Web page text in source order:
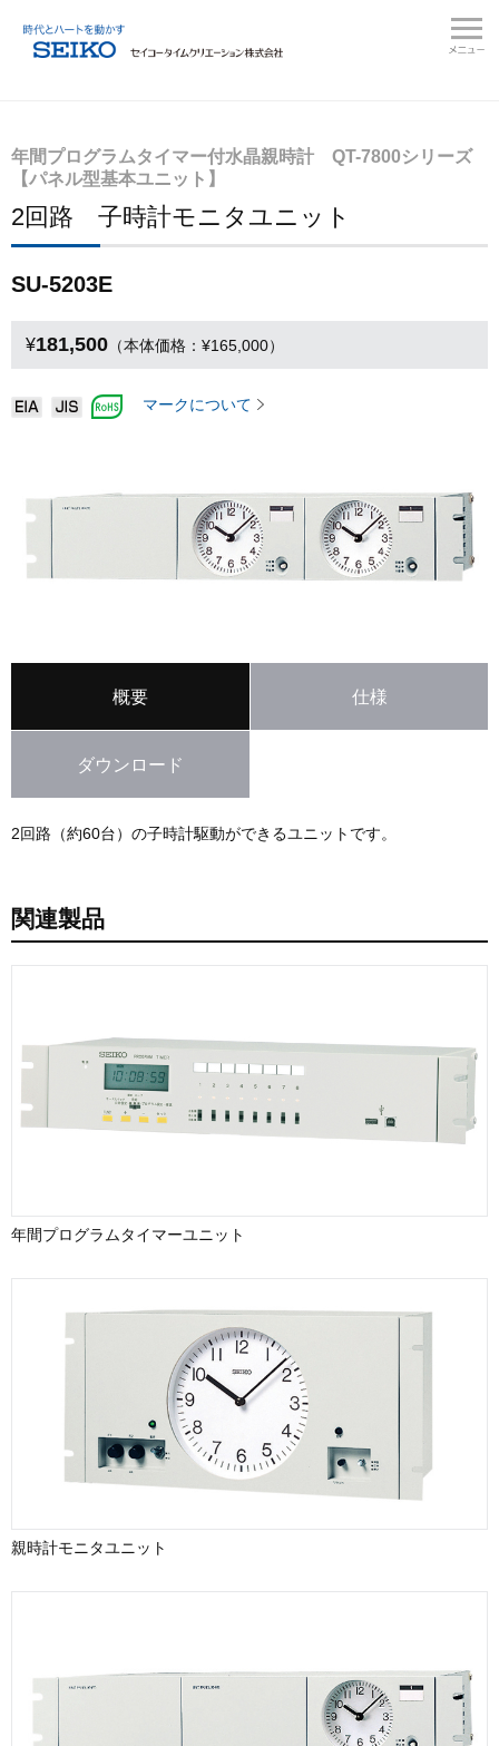
年間プログラムタイマー付水晶親時計 QT-7800シリーズ
【パネル型基本ユニット】
2回路 子時計モニタユニット
SU-5203E
¥181,500 （本体価格：¥165,000）
マークについて
概要 仕様
ダウンロード
2回路（約60台）の子時計駆動ができるユニットです。
関連製品
年間プログラムタイマーユニット
親時計モニタユニット